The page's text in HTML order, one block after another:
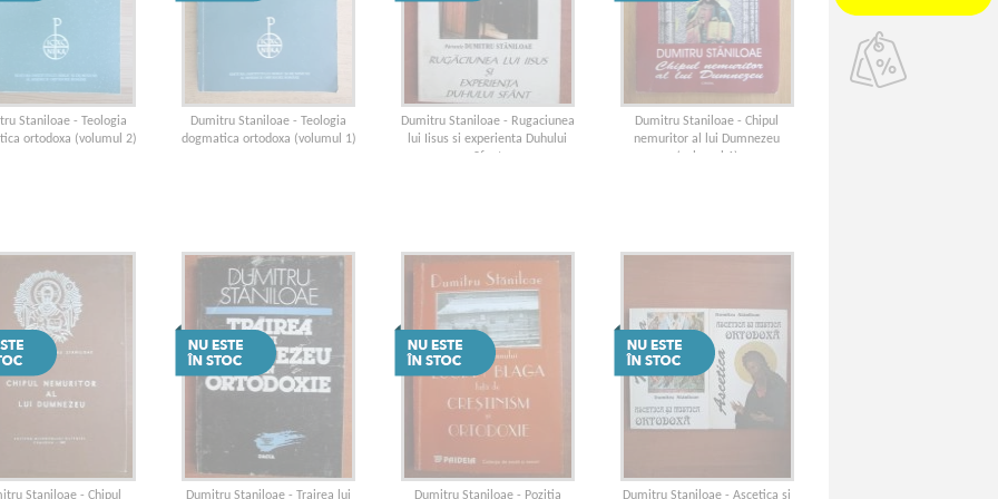
Staniloae - Teologia
ortodoxa (volumul 2)
Dumitru Staniloae - Teologia
dogmatica ortodoxa (volumul 1)
Dumitru Staniloae - Rugaciunea
lui Iisus si experienta Duhului
Sfant
Dumitru Staniloae - Chipul
nemuritor al lui Dumnezeu
(volumul 1)
Staniloae - Chipul
Dumitru Staniloae - Trairea lui
Dumitru Staniloae - Pozitia
Dumitru Staniloae - Ascetica si